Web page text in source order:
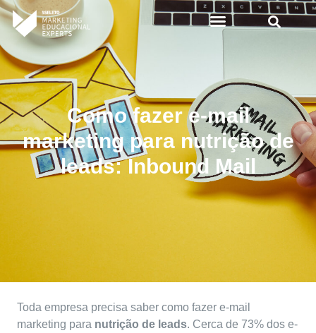
Como fazer e-mail
marketing para nutrição de
leads: Inbound Mail
Toda empresa precisa saber como fazer e-mail
marketing para nutrição de leads. Cerca de 73% dos e-